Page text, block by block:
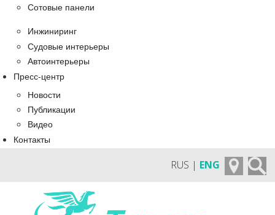
Сотовые панели
Инжиниринг
Судовые интерьеры
Автоинтерьеры
Пресс-центр
Новости
Публикации
Видео
Контакты
RUS | ENG